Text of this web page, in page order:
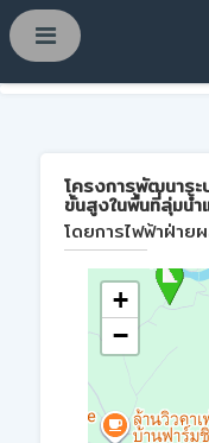
โครงการพัฒนาระ
ขั้นสูงในพื้นที่ลุ่มน้
โดยการไฟฟ้าฝ่าย
+
−